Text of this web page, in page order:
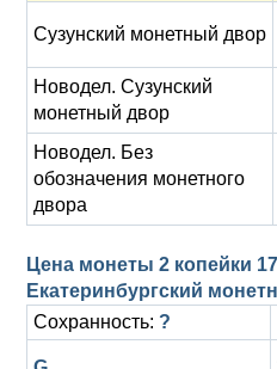
Сузунский монетный двор
Новодел. Сузунский
монетный двор
Новодел. Без
обозначения монетного
двора
Цена монеты 2 копейки
Екатеринбургский
Сохранность: ?